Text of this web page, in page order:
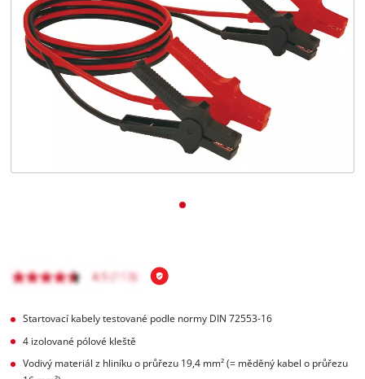
čeština
CSčeština
English
Startovací kabely testované podle normy DIN 72553-16
4 izolované pólové kleště
Vodivý materiál z hliníku o průřezu 19,4 mm² (= měděný kabel o průřezu